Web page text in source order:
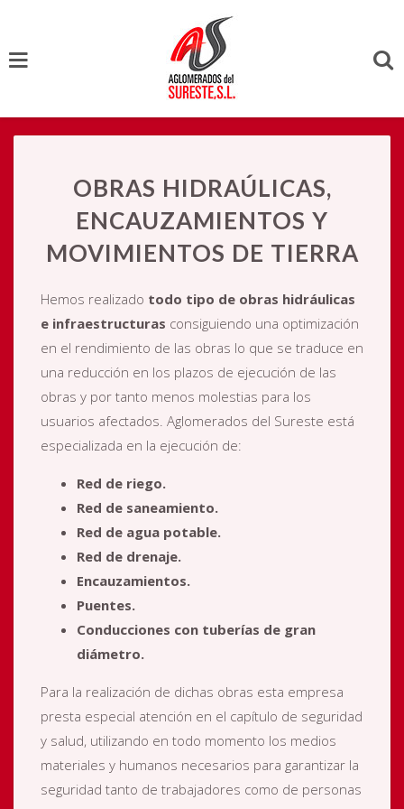
OBRAS HIDRAÚLICAS,
ENCAUZAMIENTOS Y
MOVIMIENTOS DE TIERRA
Hemos realizado todo tipo de obras hidráulicas
e infraestructuras consiguiendo una optimización
en el rendimiento de las obras lo que se traduce en
una reducción en los plazos de ejecución de las
obras y por tanto menos molestias para los
usuarios afectados. Aglomerados del Sureste está
especializada en la ejecución de:
Red de riego.
Red de saneamiento.
Red de agua potable.
Red de drenaje.
Encauzamientos.
Puentes.
Conducciones con tuberías de gran
diámetro.
Para la realización de dichas obras esta empresa
presta especial atención en el capítulo de seguridad
y salud, utilizando en todo momento los medios
materiales y humanos necesarios para garantizar la
seguridad tanto de trabajadores como de personas